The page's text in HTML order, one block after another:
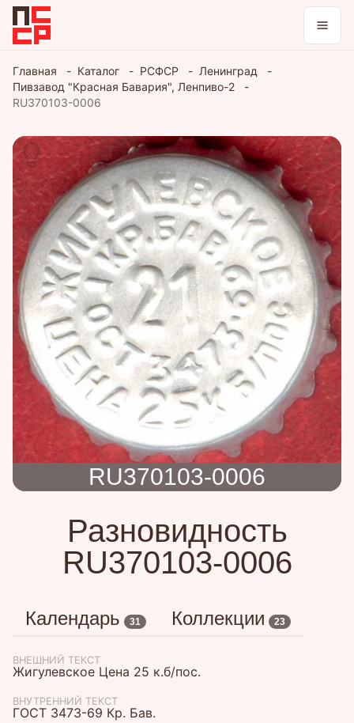
Каталог
Коллекции
Блог
Войти / зарегистрироваться
Тема оформления
Главная Каталог РСФСР
Ленинград
Пивзавод "Красная Бавария", Ленпиво-2
RU370103-0006
RU370103-0006
Разновидность
RU370103-0006
Календарь 31 Коллекции 23
ВНЕШНИЙ ТЕКСТ
Жигулевское Цена 25 к.б/пос.
ВНУТРЕННИЙ ТЕКСТ
ГОСТ 3473-69 Кр. Бав.